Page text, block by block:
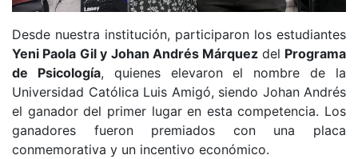
Desde nuestra institución, participaron los estudiantes
Yeni Paola Gil y Johan Andrés Márquez del Programa
de Psicología, quienes elevaron el nombre de la
Universidad Católica Luis Amigó, siendo Johan Andrés
el ganador del primer lugar en esta competencia. Los
ganadores fueron premiados con una placa
conmemorativa y un incentivo económico.